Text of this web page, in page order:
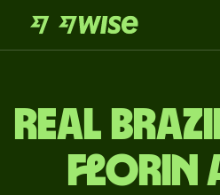
real
florin